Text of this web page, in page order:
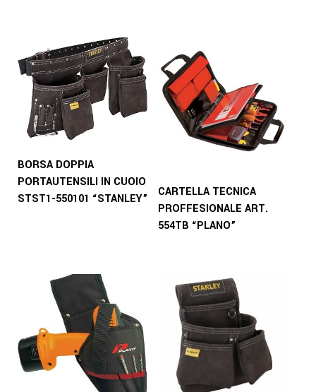
BORSA DOPPIA
PORTAUTENSILI IN CUOIO
STST1-550101 “STANLEY”
CARTELLA TECNICA
PROFFESIONALE ART.
554TB “PLANO”